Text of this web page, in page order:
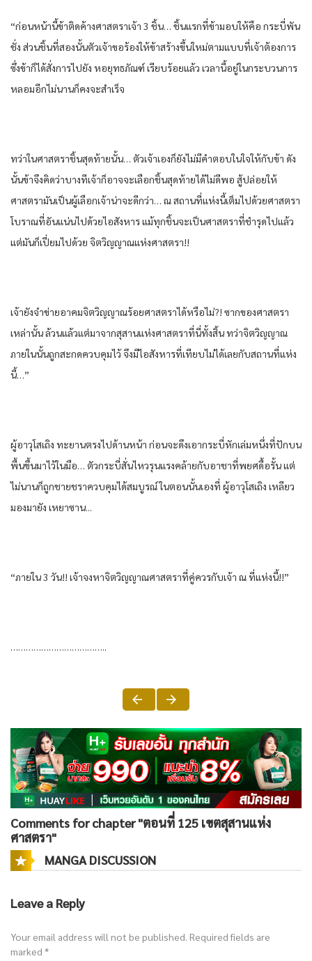
“ก่อนหน้านี้​ข้า​ติดค้าง​ศาสตรา​เจ้า 3 ชิ้น​… ชิ้น​แรก​ที่​ข้า​มอบให้​คือ​ กระบี่​พัน​
ชั่ง ส่วน​ชิ้น​ที่สอง​นั้น​ตัว​เจ้าขอร้อง​ให้​ข้า​สร้าง​ขึ้น​ใหม่​ตาม​แบบ​ที่​เจ้าต้องการ​
ซึ่งข้า​ก็ได้​สั่งการ​ไปยัง​ หอ​ยุทธภัณฑ์​ เรียบร้อย​แล้ว​ เวลานี้​อยู่​ใน​กระบวน​การ
หลอม​อีกไม่นาน​ก็​คงจะ​สำเร็จ​
ทว่า​ใน​ศาสตรา​ชิ้น​สุดท้าย​นั้น​… ตัว​เจ้าเอง​ก็​ยัง​ไม่มีคำตอบ​ใน​ใจให้​กับ​ข้า​ ดัง
นั้น​ข้า​จึงคิด​ว่า​บางที​เจ้าก็​อาจจะ​เลือก​ชิ้น​สุดท้าย​ได้​ไม่ดี​พอ​ สู้ปล่อย​ให้​
ศาสตรา​มัน​เป็น​ผู้​เลือก​เจ้าน่าจะ​ดีกว่า​… ณ สถานที่​แห่ง​นี้​เต็มไปด้วย​ศาสตรา​
โบราณ​ที่​อัน​แน่น​ไปด้วย​ไอ​สังหาร​ แม้ทุก​ชิ้น​จะเป็น​ศาสตรา​ที่​ชำรุด​ไปแล้ว​
แต่​มัน​ก็​เปี่ยม​ไปด้วย​ จิตวิญญาณ​แห่ง​ศาสตรา​!!
เจ้ายัง​จำข่าย​อาคม​จิตวิญญาณ​ร้อย​ศาสตรา​ได้​หรือไม่​?! ซาก​ของ​ศาสตรา​
เหล่านั้น​ ล้วนแล้วแต่​มาจาก​สุสาน​แห่ง​ศาสตรา​ที่นี่​ทั้งสิ้น​ ทว่า​จิตวิญญาณ​
ภายใน​นั้น​ถูก​สะกด​ควบคุม​ไว้​ จึงมีไอ​สังหาร​ที่​เทียบ​ไม่ได้​เลย​กับ​สถานที่​แห่ง​
นี้​…”
ผู้อาวุโส​เถิง ทะยาน​ตรง​ไปด้านหน้า​ ก่อน​จะดึง​เอา​กระบี่​หัก​เล่ม​หนึ่ง​ที่​ปัก​บน​
พื้น​ขึ้น​มาไว้​ใน​มือ​… ตัว​กระบี่​สั่น​ไหว​รุนแรง​คล้าย​กับ​อาชา​ที่​พยศ​ดื้อรั้น​ แต่​
ไม่นาน​ก็​ถูก​ชาย​ชรา​ควบคุม​ได้​สมบูรณ์​ ใน​ตอนนั้น​เอง​ที่​ ผู้อาวุโส​เถิง เหลียว​
มอง​มายัง​ เหยา​ซาน.​..
“ภายใน​ 3 วัน​!! เจ้าจงหา​จิตวิญญาณ​ศาสตรา​ที่​คู่ควร​กับ​เจ้า ณ ที่​แห่ง​นี้​!!”
………………………………..
Comments for chapter "ตอนที่ 125 เขตสุสานแห่ง
ศาสตรา"
MANGA DISCUSSION
Leave a Reply
Your email address will not be published. Required fields are
marked *